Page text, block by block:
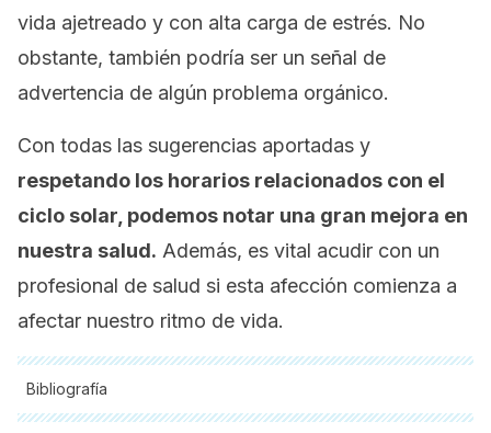
vida ajetreado y con alta carga de estrés. No
obstante, también podría ser un señal de
advertencia de algún problema orgánico.
Con todas las sugerencias aportadas y
respetando los horarios relacionados con el
ciclo solar, podemos notar una gran mejora en
nuestra salud. Además, es vital acudir con un
profesional de salud si esta afección comienza a
afectar nuestro ritmo de vida.
Bibliografía
Todas las fuentes citadas fueron revisadas a profundidad por